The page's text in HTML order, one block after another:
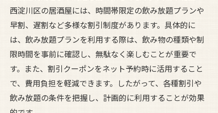
西淀川区の居酒屋には、時間帯限定の飲み放題プランや
早割、遅割など多様な割引制度があります。具体的に
は、飲み放題プランを利用する際は、飲み物の種類や制
限時間を事前に確認し、無駄なく楽しむことが重要で
す。また、割引クーポンをネット予約時に活用すること
で、費用負担を軽減できます。したがって、各種割引や
飲み放題の条件を把握し、計画的に利用することが効果